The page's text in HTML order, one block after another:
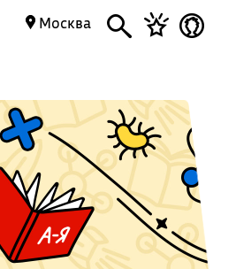
Москва